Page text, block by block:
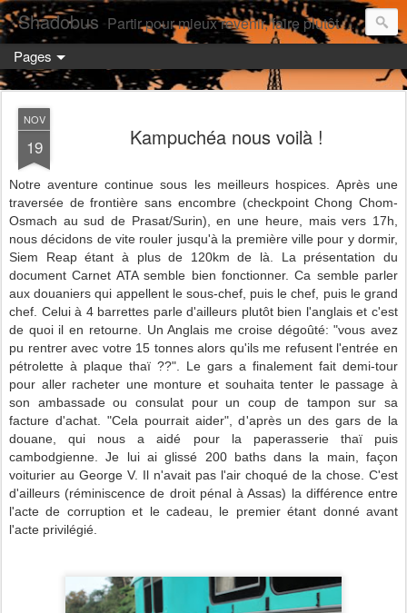
Shadobus Partir pour mieux revenir, faire plutôt qu'avoir.
Pages
NOV
19 Kampuchéa nous voilà !
Notre aventure continue sous les meilleurs hospices. Après une
traversée de frontière sans encombre (checkpoint Chong Chom-
Osmach au sud de Prasat/Surin), en une heure, mais vers 17h,
nous décidons de vite rouler jusqu'à la première ville pour y dormir,
Siem Reap étant à plus de 120km de là. La présentation du
document Carnet ATA semble bien fonctionner. Ca semble parler
aux douaniers qui appellent le sous-chef, puis le chef, puis le grand
chef. Celui à 4 barrettes parle d'ailleurs plutôt bien l'anglais et c'est
de quoi il en retourne. Un Anglais me croise dégoûté: "vous avez
pu rentrer avec votre 15 tonnes alors qu'ils me refusent l'entrée en
pétrolette à plaque thaï ??". Le gars a finalement fait demi-tour
pour aller racheter une monture et souhaita tenter le passage à
son ambassade ou consulat pour un coup de tampon sur sa
facture d'achat. "Cela pourrait aider", d'après un des gars de la
douane, qui nous a aidé pour la paperasserie thaï puis
cambodgienne. Je lui ai glissé 200 baths dans la main, façon
voiturier au George V. Il n'avait pas l'air choqué de la chose. C'est
d'ailleurs (réminiscence de droit pénal à Assas) la différence entre
l'acte de corruption et le cadeau, le premier étant donné avant
l'acte privilégié.